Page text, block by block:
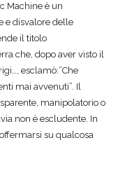
Machine è un
e disvalore delle
il titolo
che, dopo aver visto il
esclamò:”Che
mai avvenuti”. Il
manipolatorio o
non è escludente. In
su qualcosa